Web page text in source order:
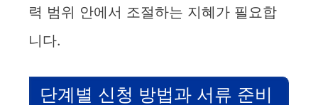
력 범위 안에서 조절하는 지혜가 필요합
니다.
단계별 신청 방법과 서류 준비